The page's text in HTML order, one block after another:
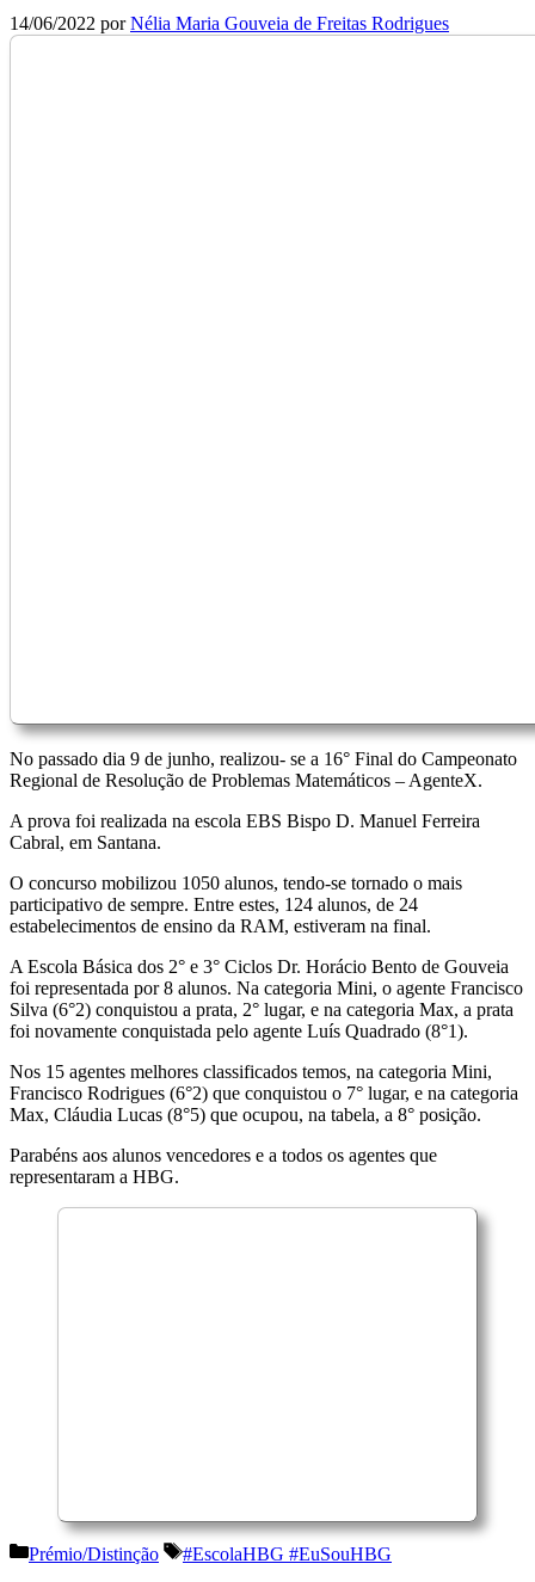
14/06/2022 porNélia Maria Gouveia de Freitas Rodrigues
No passado dia 9 de junho, realizou- se a 16° Final do Campeonato
Regional de Resolução de Problemas Matemáticos – AgenteX.
A prova foi realizada na escola EBS Bispo D. Manuel Ferreira
Cabral, em Santana.
O concurso mobilizou 1050 alunos, tendo-se tornado o mais
participativo de sempre. Entre estes, 124 alunos, de 24
estabelecimentos de ensino da RAM, estiveram na final.
A Escola Básica dos 2° e 3° Ciclos Dr. Horácio Bento de Gouveia
foi representada por 8 alunos. Na categoria Mini, o agente Francisco
Silva (6°2) conquistou a prata, 2° lugar, e na categoria Max, a prata
foi novamente conquistada pelo agente Luís Quadrado (8°1).
Nos 15 agentes melhores classificados temos, na categoria Mini,
Francisco Rodrigues (6°2) que conquistou o 7° lugar, e na categoria
Max, Cláudia Lucas (8°5) que ocupou, na tabela, a 8° posição.
Parabéns aos alunos vencedores e a todos os agentes que
representaram a HBG.
Categorias
Prémio/Distinção Etiquetas
#EscolaHBG #EuSouHBG